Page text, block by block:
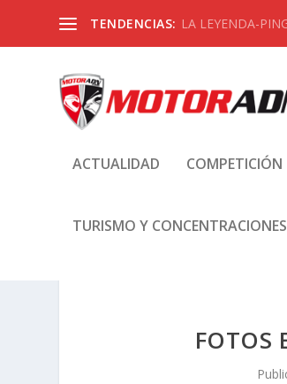
TENDENCIAS: LA LEYENDA-
ACTUALIDAD COMPETICIÓN
TURISMO Y CONCENTRACIONES
FOTOS